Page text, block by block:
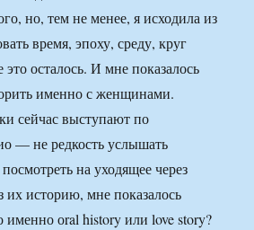
но, тем не менее, я исходила из
время, эпоху, среду, круг
осталось. И мне показалось
именно с женщинами.
сейчас выступают по
— не редкость услышать
на уходящее через
их историю, мне показалось
оral history или love story?